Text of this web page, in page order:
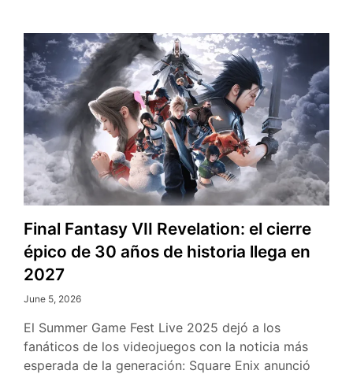
PC
Final Fantasy VII Revelation: el cierre
épico de 30 años de historia llega en
2027
June 5, 2026
El Summer Game Fest Live 2025 dejó a los
fanáticos de los videojuegos con la noticia más
esperada de la generación: Square Enix anunció